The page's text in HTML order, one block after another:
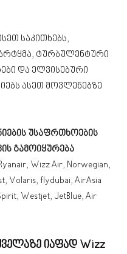
საკითხებს,
ტურბულენტური
და ელვისებური
ასეთ მოვლენებზე
უსაფრთხოების
გამოიყურება
Wizz Air, Norwegian,
Volaris, flydubai, AirAsia
Westjet, JetBlue, Air
იაფად Wizz